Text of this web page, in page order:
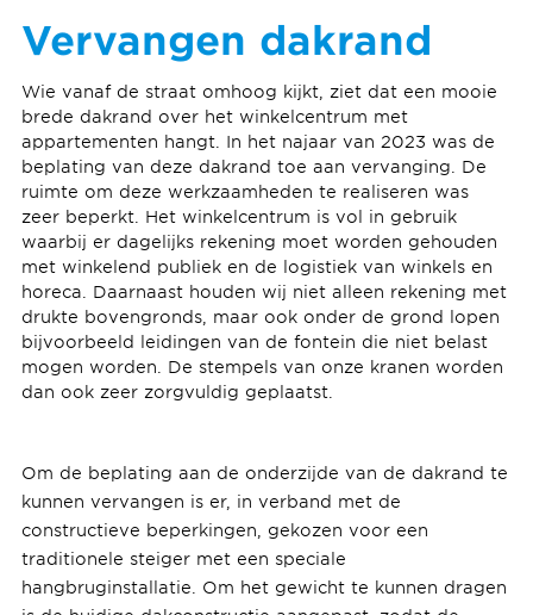
Vervangen dakrand
Wie vanaf de straat omhoog kijkt, ziet dat een mooie
brede dakrand over het winkelcentrum met
appartementen hangt. In het najaar van 2023 was de
beplating van deze dakrand toe aan vervanging. De
ruimte om deze werkzaamheden te realiseren was
zeer beperkt. Het winkelcentrum is vol in gebruik
waarbij er dagelijks rekening moet worden gehouden
met winkelend publiek en de logistiek van winkels en
horeca. Daarnaast houden wij niet alleen rekening met
drukte bovengronds, maar ook onder de grond lopen
bijvoorbeeld leidingen van de fontein die niet belast
mogen worden. De stempels van onze kranen worden
dan ook zeer zorgvuldig geplaatst.
Om de beplating aan de onderzijde van de dakrand te
kunnen vervangen is er, in verband met de
constructieve beperkingen, gekozen voor een
traditionele steiger met een speciale
hangbruginstallatie. Om het gewicht te kunnen dragen